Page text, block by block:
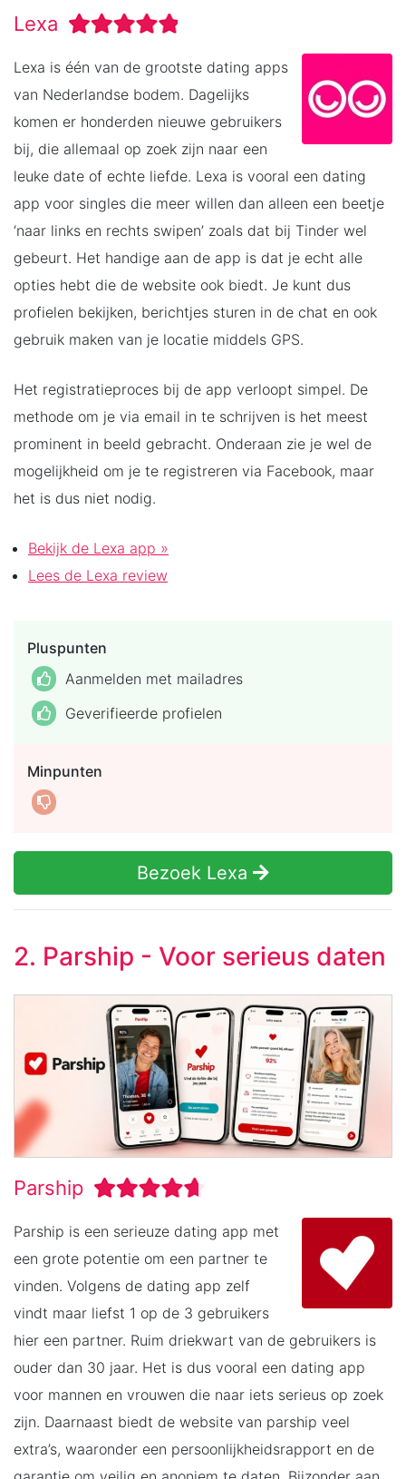
Lexa
Lexa is één van de grootste dating apps
van Nederlandse bodem. Dagelijks
komen er honderden nieuwe gebruikers
bij, die allemaal op zoek zijn naar een
leuke date of echte liefde. Lexa is vooral een dating
app voor singles die meer willen dan alleen een beetje
‘naar links en rechts swipen’ zoals dat bij Tinder wel
gebeurt. Het handige aan de app is dat je echt alle
opties hebt die de website ook biedt. Je kunt dus
profielen bekijken, berichtjes sturen in de chat en ook
gebruik maken van je locatie middels GPS.
Het registratieproces bij de app verloopt simpel. De
methode om je via email in te schrijven is het meest
prominent in beeld gebracht. Onderaan zie je wel de
mogelijkheid om je te registreren via Facebook, maar
het is dus niet nodig.
Bekijk de Lexa app »
Lees de Lexa review
Pluspunten
Aanmelden met mailadres
Geverifieerde profielen
Minpunten
Bezoek Lexa
2. Parship - Voor serieus daten
Parship
Parship is een serieuze dating app met
een grote potentie om een partner te
vinden. Volgens de dating app zelf
vindt maar liefst 1 op de 3 gebruikers
hier een partner. Ruim driekwart van de gebruikers is
ouder dan 30 jaar. Het is dus vooral een dating app
voor mannen en vrouwen die naar iets serieus op zoek
zijn. Daarnaast biedt de website van parship veel
extra’s, waaronder een persoonlijkheidsrapport en de